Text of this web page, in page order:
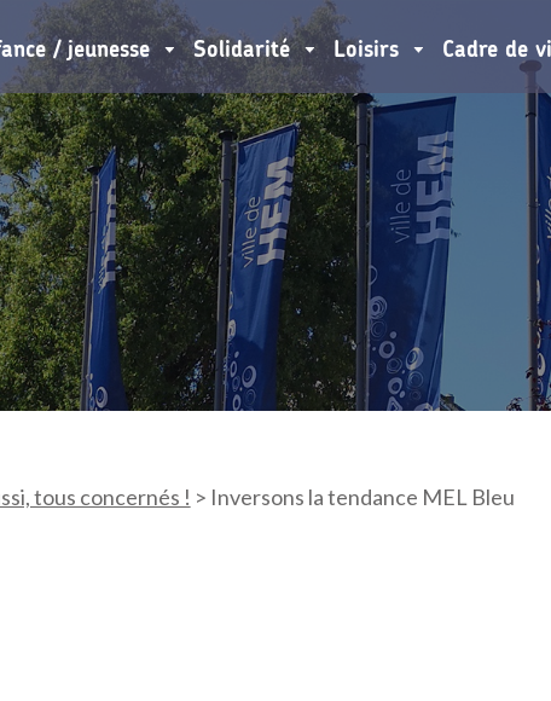
/ jeunesse Solidarité Loisirs Cadre de
tous concernés ! > Inversons la tendance MEL Bleu